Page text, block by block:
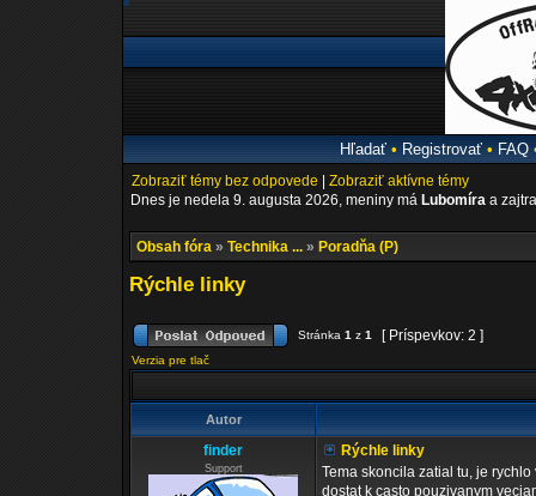
Hľadať• Registrovať• FAQ
Zobraziť témy bez odpovede
Zobraziť aktívne témy
Dnes je nedela 9. augusta 2026, meniny má Lubomíra a
Obsah fóra » Technika ... » Poradňa (P)
Rýchle linky
Stránka 1 z 1 [ Príspevkov: 2 ]
Verzia pre tlač
Autor
finder
Support
Rýchle linky
Tema skoncila zatial tu, je
dostat k casto pouzivanym